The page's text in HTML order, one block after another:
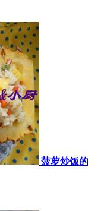
菠萝炒饭的